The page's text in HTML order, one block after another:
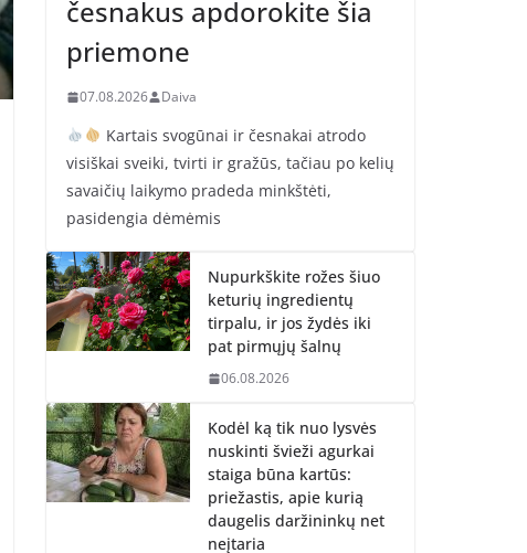
česnakus apdorokite šia
priemone
07.08.2026 Daiva
Kartais svogūnai ir česnakai atrodo
visiškai sveiki, tvirti ir gražūs, tačiau po kelių
savaičių laikymo pradeda minkštėti,
pasidengia dėmėmis
Nupurkškite rožes šiuo
keturių ingredientų
tirpalu, ir jos žydės iki
pat pirmųjų šalnų
06.08.2026
Kodėl ką tik nuo lysvės
nuskinti švieži agurkai
staiga būna kartūs:
priežastis, apie kurią
daugelis daržininkų net
neįtaria